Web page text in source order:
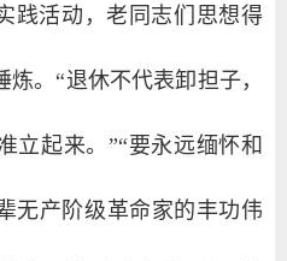
践活动，老同志们思想得
。“退休不代表卸担子，
立起来。”“要永远缅怀和
无产阶级革命家的丰功伟